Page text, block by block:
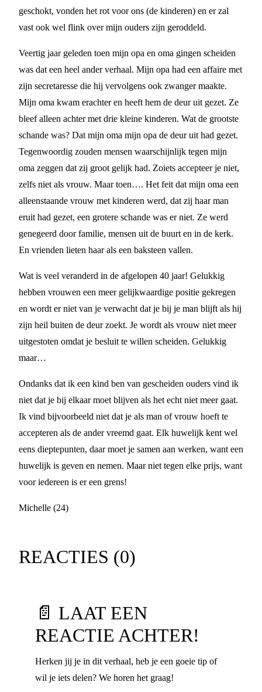
geschokt, vonden het rot voor ons (de kinderen) en er zal
vast ook wel flink over mijn ouders zijn geroddeld.
Veertig jaar geleden toen mijn opa en oma gingen scheiden
was dat een heel ander verhaal. Mijn opa had een affaire met
zijn secretaresse die hij vervolgens ook zwanger maakte.
Mijn oma kwam erachter en heeft hem de deur uit gezet. Ze
bleef alleen achter met drie kleine kinderen. Wat de grootste
schande was? Dat mijn oma mijn opa de deur uit had gezet.
Tegenwoordig zouden mensen waarschijnlijk tegen mijn
oma zeggen dat zij groot gelijk had. Zoiets accepteer je niet,
zelfs niet als vrouw. Maar toen…. Het feit dat mijn oma een
alleenstaande vrouw met kinderen werd, dat zij haar man
eruit had gezet, een grotere schande was er niet. Ze werd
genegeerd door familie, mensen uit de buurt en in de kerk.
En vrienden lieten haar als een baksteen vallen.
Wat is veel veranderd in de afgelopen 40 jaar! Gelukkig
hebben vrouwen een meer gelijkwaardige positie gekregen
en wordt er niet van je verwacht dat je bij je man blijft als hij
zijn heil buiten de deur zoekt. Je wordt als vrouw niet meer
uitgestoten omdat je besluit te willen scheiden. Gelukkig
maar…
Ondanks dat ik een kind ben van gescheiden ouders vind ik
niet dat je bij elkaar moet blijven als het echt niet meer gaat.
Ik vind bijvoorbeeld niet dat je als man of vrouw hoeft te
accepteren als de ander vreemd gaat. Elk huwelijk kent wel
eens dieptepunten, daar moet je samen aan werken, want een
huwelijk is geven en nemen. Maar niet tegen elke prijs, want
voor iedereen is er een grens!
Michelle (24)
REACTIES (0)
📄 LAAT EEN
REACTIE ACHTER!
Herken jij je in dit verhaal, heb je een goeie tip of
wil je iets delen? We horen het graag!